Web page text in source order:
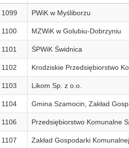
1099 PWiK w Myśliborzu
1100 MZWiK w Golubiu-Dobrzyniu
1101 ŚPWiK Świdnica
1102 Krodziskie Przedsiębiorstwo
1103 Likom Sp. z o.o.
1104 Gmina Szamocin, Zakład
1106 Przedsiębiorstwo Komunalne
1107 Zakład Gospodarki